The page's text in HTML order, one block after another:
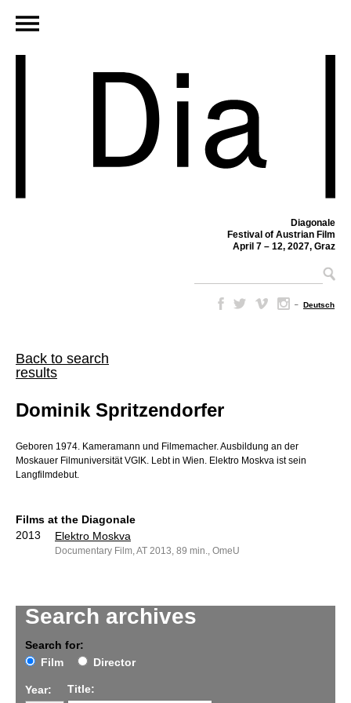
Diagonale
Festival of Austrian Film
April 7 – 12, 2027, Graz
– Deutsch
Back to search
results
Search archives
Search for:
Film
Director
Year: Title:
Dominik Spritzendorfer
Geboren 1974. Kameramann und Filmemacher. Ausbildung an der
Moskauer Filmuniversität VGIK. Lebt in Wien. Elektro Moskva ist sein
Langfilmdebut.
Films at the Diagonale
2013
Elektro Moskva
Documentary Film, AT 2013, 89 min., OmeU